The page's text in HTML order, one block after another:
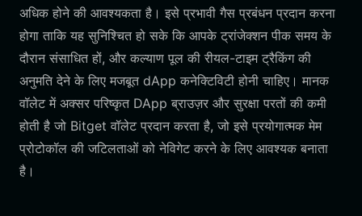
अधिक होने की आवश्यकता है। इसे प्रभावी गैस प्रबंधन प्रदान करना
होगा ताकि यह सुनिश्चित हो सके कि आपके ट्रांजेक्शन पीक समय के
दौरान संसाधित हों, और कल्याण पूल की रीयल-टाइम ट्रैकिंग की
अनुमति देने के लिए मजबूत dApp कनेक्टिविटी होनी चाहिए। मानक
वॉलेट में अक्सर परिष्कृत DApp ब्राउज़र और सुरक्षा परतों की कमी
होती है जो Bitget वॉलेट प्रदान करता है, जो इसे प्रयोगात्मक मेम
प्रोटोकॉल की जटिलताओं को नेविगेट करने के लिए आवश्यक बनाता
है।